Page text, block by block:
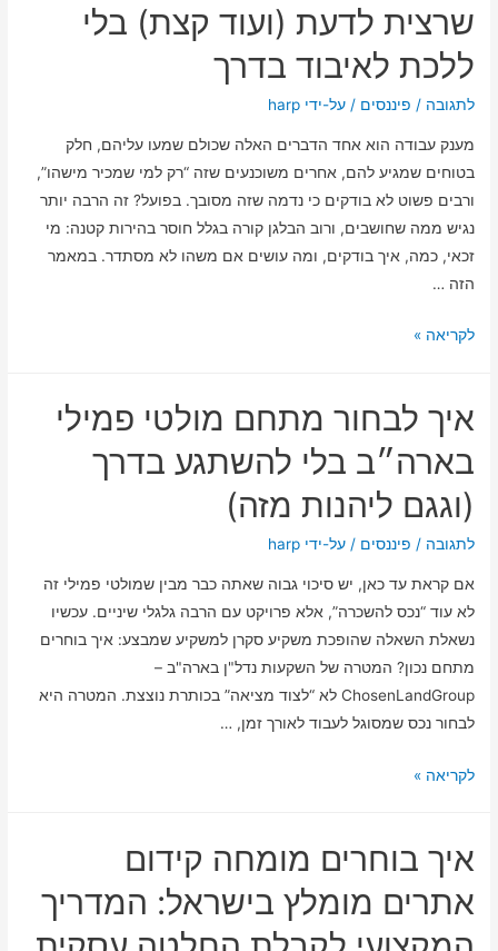
–
הכניסה,
והקסמים
הקטנים
שבדרך
שרצית לדעת (ועוד קצת) בלי
ללכת לאיבוד בדרך
לתגובה / פיננסים / על-ידי harp
מענק עבודה הוא אחד הדברים האלה שכולם שמעו עליהם, חלק
בטוחים שמגיע להם, אחרים משוכנעים שזה “רק למי שמכיר מישהו”,
ורבים פשוט לא בודקים כי נדמה שזה מסובך. בפועל? זה הרבה יותר
נגיש ממה שחושבים, ורוב הבלגן קורה בגלל חוסר בהירות קטנה: מי
זכאי, כמה, איך בודקים, ומה עושים אם משהו לא מסתדר. במאמר
הזה …
בירור
כל
שרצית
לדעת
(ועוד
בלי
ללכת
לאיבוד
בדרך
לקריאה »
איך לבחור מתחם מולטי פמילי
בארה״ב בלי להשתגע בדרך
(וגגם ליהנות מזה)
לתגובה / פיננסים / על-ידי harp
אם קראת עד כאן, יש סיכוי גבוה שאתה כבר מבין שמולטי פמילי זה
לא עוד “נכס להשכרה”, אלא פרויקט עם הרבה גלגלי שיניים. עכשיו
נשאלת השאלה שהופכת משקיע סקרן למשקיע שמבצע: איך בוחרים
מתחם נכון? המטרה של השקעות נדל"ן בארה"ב –
ChosenLandGroup לא “לצוד מציאה” בכותרת נוצצת. המטרה היא
לבחור נכס שמסוגל לעבוד לאורך זמן, …
איך
מולטי
בארה״ב
בלי
לקריאה »
איך בוחרים מומחה קידום
אתרים מומלץ בישראל: המדריך